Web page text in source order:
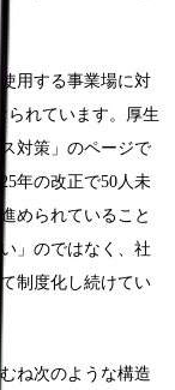
用する事業場に対
られています。厚生
対策」のページで
年の改正で50人未
められていること
」のではなく、社
制度化し続けてい
ね次のような構造